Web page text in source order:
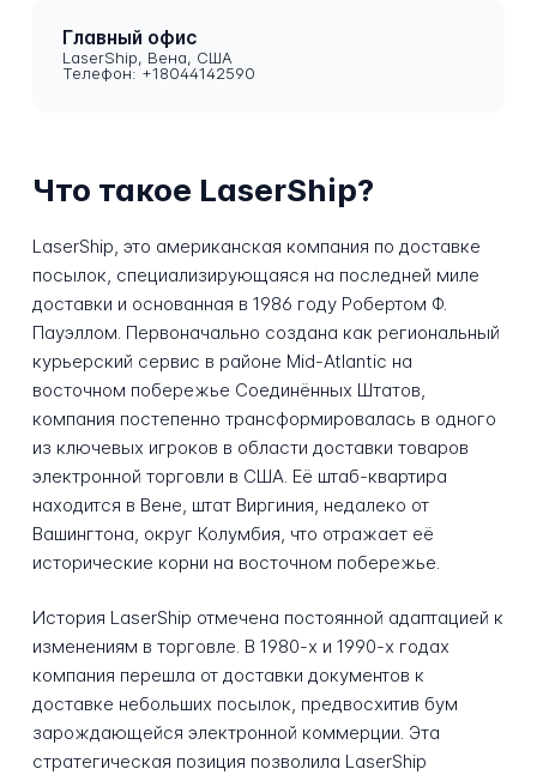
Главный офис
LaserShip, Вена, США
Телефон: +18044142590
Что такое LaserShip?
LaserShip, это американская компания по доставке
посылок, специализирующаяся на последней миле
доставки и основанная в 1986 году Робертом Ф.
Пауэллом. Первоначально создана как региональный
курьерский сервис в районе Mid-Atlantic на
восточном побережье Соединённых Штатов,
компания постепенно трансформировалась в одного
из ключевых игроков в области доставки товаров
электронной торговли в США. Её штаб-квартира
находится в Вене, штат Виргиния, недалеко от
Вашингтона, округ Колумбия, что отражает её
исторические корни на восточном побережье.
История LaserShip отмечена постоянной адаптацией к
изменениям в торговле. В 1980-х и 1990-х годах
компания перешла от доставки документов к
доставке небольших посылок, предвосхитив бум
зарождающейся электронной коммерции. Эта
стратегическая позиция позволила LaserShip